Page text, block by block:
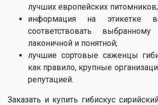
лучших европейских питомников;
информация на этикетке
соответствовать
лаконичной и понятной;
лучшие сортовые саженцы
как правило, крупные
репутацией.
Заказать и купить гибискус